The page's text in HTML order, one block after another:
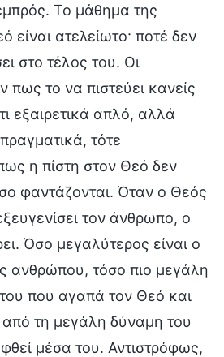
Το μάθημα της
είναι ατελείωτο· ποτέ δεν
στο τέλος του. Οι
το να πιστεύει κανείς
εξαιρετικά απλό, αλλά
τότε
η πίστη στον Θεό δεν
φαντάζονται. Όταν ο Θεός
τον άνθρωπο, ο
Όσο μεγαλύτερος είναι ο
ανθρώπου, τόσο πιο μεγάλη
που αγαπά τον Θεό και
από τη μεγάλη δύναμη του
μέσα του. Αντιστρόφως,